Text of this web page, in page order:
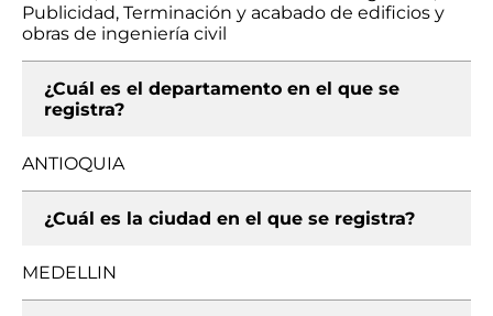
Publicidad, Terminación y acabado de edificios y
obras de ingeniería civil
¿Cuál es el departamento en el que se
registra?
ANTIOQUIA
¿Cuál es la ciudad en el que se registra?
MEDELLIN